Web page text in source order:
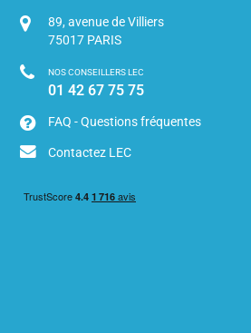
89, avenue de Villiers
75017 PARIS
NOS CONSEILLERS LEC
01 42 67 75 75
FAQ - Questions fréquentes
Contactez LEC